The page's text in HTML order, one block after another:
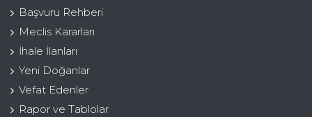
Başvuru Rehberi
Meclis Kararları
İhale İlanları
Yeni Doğanlar
Vefat Edenler
Rapor ve Tablolar